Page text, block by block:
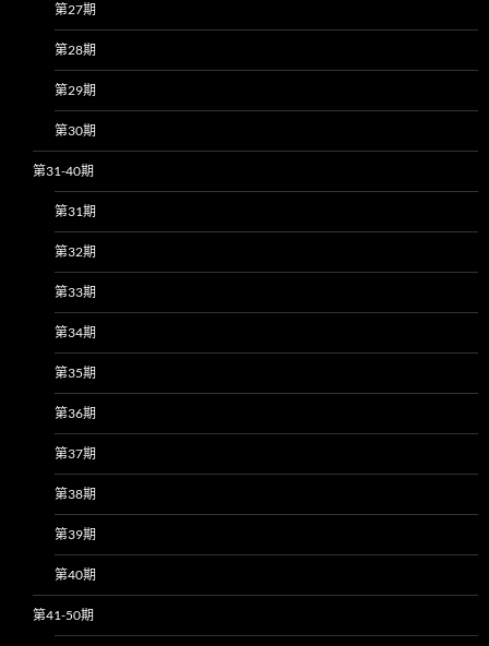
第27期
第28期
第29期
第30期
第31-40期
第31期
第32期
第33期
第34期
第35期
第36期
第37期
第38期
第39期
第40期
第41-50期